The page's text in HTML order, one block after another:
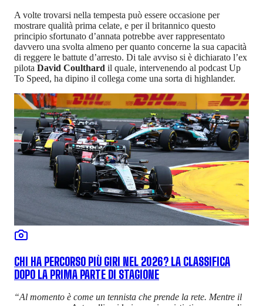
A volte trovarsi nella tempesta può essere occasione per
mostrare qualità prima celate, e per il britannico questo
principio sfortunato d’annata potrebbe aver rappresentato
davvero una svolta almeno per quanto concerne la sua capacità
di reggere le battute d’arresto. Di tale avviso si è dichiarato l’ex
pilota David Coulthard il quale, intervenendo al podcast Up
To Speed, ha dipino il collega come una sorta di highlander.
CHI HA PERCORSO PIÙ GIRI NEL 2026? LA CLASSIFICA
DOPO LA PRIMA PARTE DI STAGIONE
“Al momento è come un tennista che prende la rete. Mentre il